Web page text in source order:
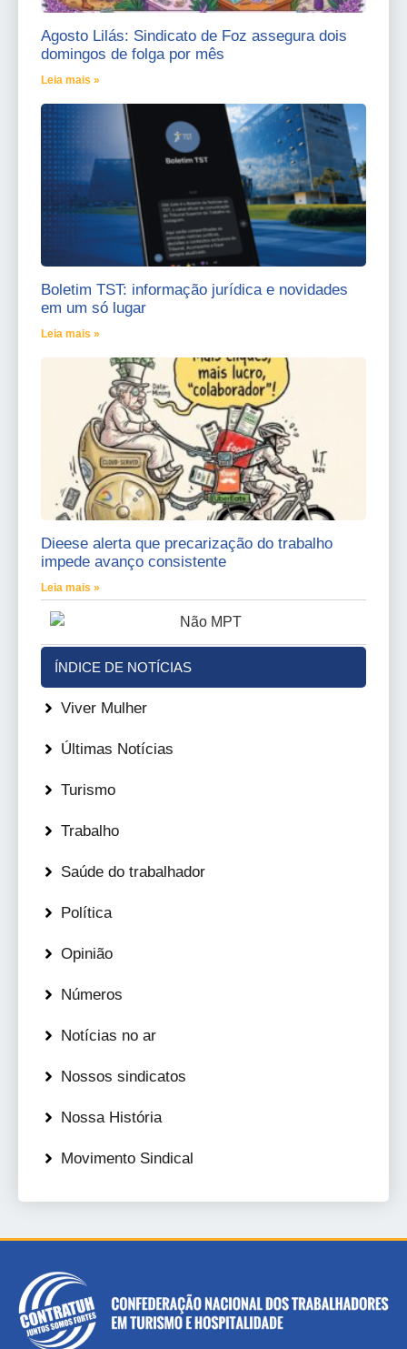
Agosto Lilás: Sindicato de Foz assegura dois
domingos de folga por mês
Leia mais »
Boletim TST: informação jurídica e novidades
em um só lugar
Leia mais »
Dieese alerta que precarização do trabalho
impede avanço consistente
Leia mais »
ÍNDICE DE NOTÍCIAS
Viver Mulher
Últimas Notícias
Turismo
Trabalho
Saúde do trabalhador
Política
Opinião
Números
Notícias no ar
Nossos sindicatos
Nossa História
Movimento Sindical